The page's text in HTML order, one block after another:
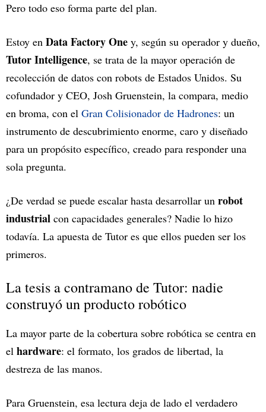
Pero todo eso forma parte del plan.
Estoy en Data Factory One y, según su operador y dueño,
Tutor Intelligence, se trata de la mayor operación de
recolección de datos con robots de Estados Unidos. Su
cofundador y CEO, Josh Gruenstein, la compara, medio
en broma, con el Gran Colisionador de Hadrones: un
instrumento de descubrimiento enorme, caro y diseñado
para un propósito específico, creado para responder una
sola pregunta.
¿De verdad se puede escalar hasta desarrollar un robot
industrial con capacidades generales? Nadie lo hizo
todavía. La apuesta de Tutor es que ellos pueden ser los
primeros.
La tesis a contramano de Tutor: nadie
construyó un producto robótico
La mayor parte de la cobertura sobre robótica se centra en
el hardware: el formato, los grados de libertad, la
destreza de las manos.
Para Gruenstein, esa lectura deja de lado el verdadero